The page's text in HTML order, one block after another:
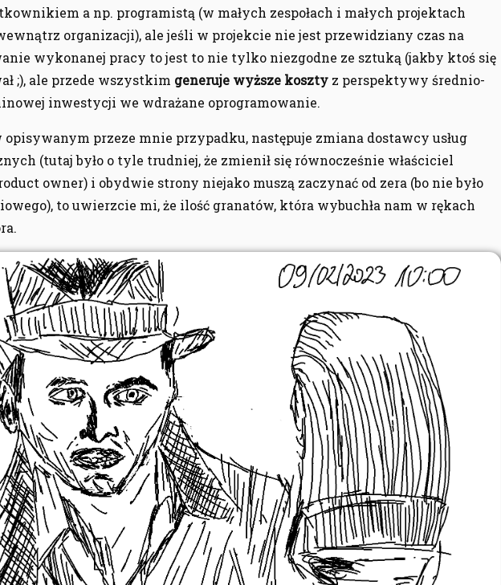
a np. programistą (w małych zespołach i małych projektach
organizacji), ale jeśli w projekcie nie jest przewidziany czas na
wykonanej pracy to jest to nie tylko niezgodne ze sztuką (jakby ktoś się
;), ale przede wszystkim generuje wyższe koszty z perspektywy średnio-
inwestycji we wdrażane oprogramowanie.
przeze mnie przypadku, następuje zmiana dostawcy usług
(tutaj było o tyle trudniej, że zmienił się równocześnie właściciel
owner) i obydwie strony niejako muszą zaczynać od zera (bo nie było
to uwierzcie mi, że ilość granatów, która wybuchła nam w rękach